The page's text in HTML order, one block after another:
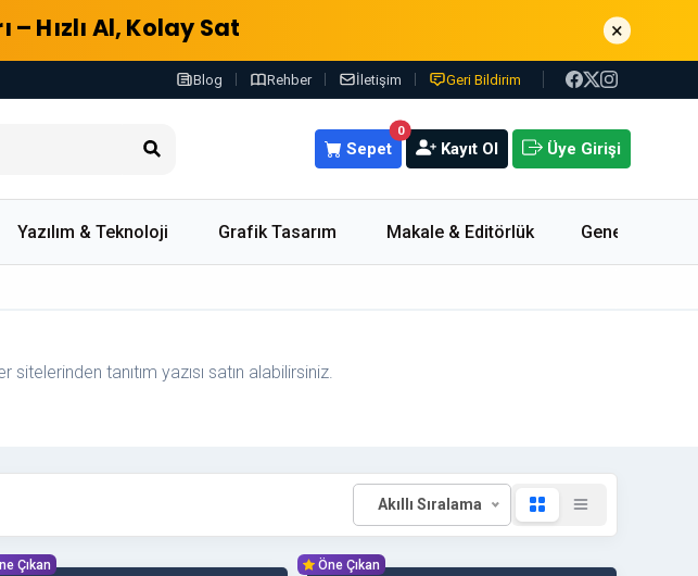
– Hızlı Al, Kolay Sat ×
Blog Rehber İletişim Geri Bildirim
0
Sepet Kayıt Ol Üye Girişi
Yazılım & Teknoloji Grafik Tasarım Makale & Editörlük Genel
tanıtım yazısı satın alabilirsiniz.
Akıllı Sıralama
Çıkan Öne Çıkan